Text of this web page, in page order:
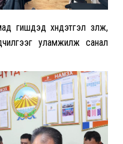
хүндэтгэл үзүүлж,
уламжилж санал